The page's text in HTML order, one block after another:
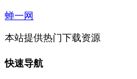
蝉一网
本站提供热门下载资源
快速导航